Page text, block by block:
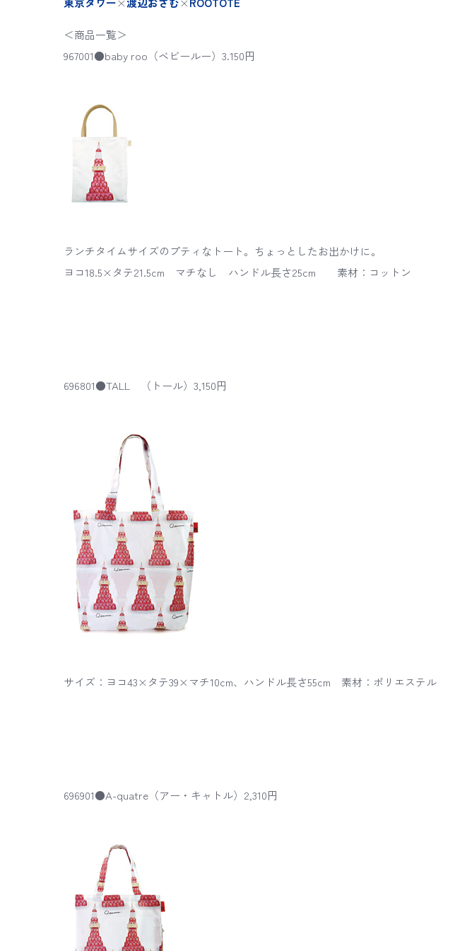
＜商品一覧＞
967001●baby roo（ベビールー）3.150円
ランチタイムサイズのプティなトート。ちょっとしたお出かけに。
ヨコ18.5×タテ21.5cm マチなし ハンドル長さ25cm 素材：コットン
696801●TALL （トール）3,150円
サイズ：ヨコ43×タテ39×マチ10cm、ハンドル長さ55cm 素材：ポリエステル
696901●A-quatre（アー・キャトル）2,310円